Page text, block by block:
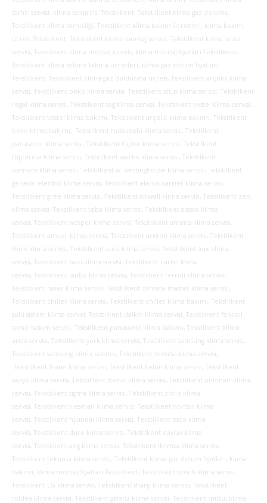
tamir servisi, klima tamircisi Tekstilkent, Tekstilkent klima gaz dolumu,
Tekstilkent klima temizliği, Tekstilkent klima bakım ücretleri, klima bakım
ücreti Tekstilkent, Tekstilkent klima montaj servisi, Tekstilkent klima arıza
servisi, Tekstilkent klima montaj ücreti, klima montaj fiyatları Tekstilkent,
Tekstilkent klima sökme takma ücretleri, klima gaz dolum fiyatları
Tekstilkent, Tekstilkent klima gaz doldurma ücreti, Tekstilkent arçelik klima
servisi, Tekstilkent beko klima servisi, Tekstilkent altus klima servisi, Tekstilkent
regal klima servisi, Tekstilkent seg klima servisi, Tekstilkent vestel klima servisi,
Tekstilkent vestel klima bakımı, Tekstilkent arçelik klima bakımı, Tekstilkent
beko klima bakımı, Tekstilkent mitsubishi klima servisi, Tekstilkent
panasonic klima servisi, Tekstilkent fujitsu klima servisi, Tekstilkent
fujiterma klima servisi, Tekstilkent alarko klima servisi, Tekstilkent
siemens klima servisi, Tekstilkent w. westinghouse klima servisi, Tekstilkent
general electric klima servisi, Tekstilkent alarko carrier klima servisi,
Tekstilkent gree klima servisi, Tekstilkent airwell klima servisi, Tekstilkent zen
klima servisi, Tekstilkent teba klima servisi, Tekstilkent alaska klima
servisi, Tekstilkent wesper klima servisi, Tekstilkent amana klima servisi,
Tekstilkent amcor klima servisi, Tekstilkent ariston klima servisi, Tekstilkent
shiro klima servisi, Tekstilkent aura klima servisi, Tekstilkent aux klima
servisi, Tekstilkent baxi klima servisi, Tekstilkent cartel klima
servisi, Tekstilkent lanbo klima servisi, Tekstilkent ferroli klima servisi,
Tekstilkent haier klima servisi, Tekstilkent climate master klima servisi,
Tekstilkent chiller klima servisi, Tekstilkent chiller klima bakımı, Tekstilkent
sulu sistem klima servisi, Tekstilkent daikin klima servisi, Tekstilkent fancoil
tamir bakım servisi, Tekstilkent panasonic klima bakımı, Tekstilkent klima
arıza servisi, Tekstilkent york klima servisi, Tekstilkent samsung klima servisi,
Tekstilkent samsung klima bakımı, Tekstilkent toshiba klima servisi,
Tekstilkent Trane klima servisi, Tekstilkent kelon klima servisi, Tekstilkent
sanyo klima servisi, Tekstilkent tronic klima servisi, Tekstilkent unionair klima
servisi, Tekstilkent sigma klima servisi, Tekstilkent zibro klima
servisi, Tekstilkent viesman klima servisi, Tekstilkent nortair klima
servisi, Tekstilkent hyundai klima servisi, Tekstilkent esco klima
servisi, Tekstilkent duro klima servisi, Tekstilkent daylux klima
servisi, Tekstilkent aeg klima servisi, Tekstilkent iklimsa klima servisi,
Tekstilkent teknosa klima servisi, Tekstilkent klima gaz dolum fiyatları, klima
bakımı, klima montaj fiyatları Tekstilkent, Tekstilkent bosch klima servisi,
Tekstilkent LG klima servisi, Tekstilkent sharp klima servisi, Tekstilkent
midea klima servisi, Tekstilkent galanz klima servisi, Tekstilkent mitsui klima